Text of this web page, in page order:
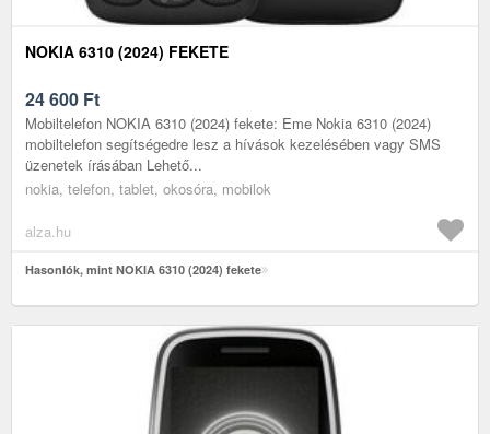
NOKIA 6310 (2024) FEKETE
24 600 Ft
Mobiltelefon NOKIA 6310 (2024) fekete: Eme Nokia 6310 (2024)
mobiltelefon segítségedre lesz a hívások kezelésében vagy SMS
üzenetek írásában Lehető...
nokia, telefon, tablet, okosóra, mobilok
alza.hu
Hasonlók, mint NOKIA 6310 (2024) fekete